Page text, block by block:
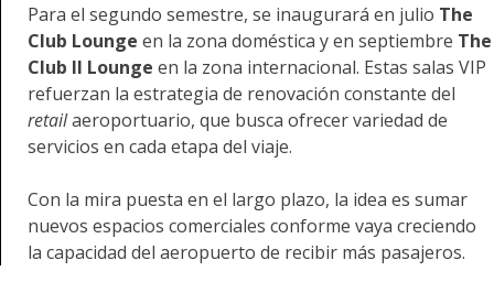
Para el segundo semestre, se inaugurará en julio The
Club Lounge en la zona doméstica y en septiembre The
Club II Lounge en la zona internacional. Estas salas VIP
refuerzan la estrategia de renovación constante del
retailaeroportuario, que busca ofrecer variedad de
servicios en cada etapa del viaje.
Con la mira puesta en el largo plazo, la idea es sumar
nuevos espacios comerciales conforme vaya creciendo
la capacidad del aeropuerto de recibir más pasajeros.